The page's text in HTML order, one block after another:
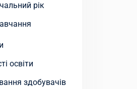
рік
освіти
здобувачів